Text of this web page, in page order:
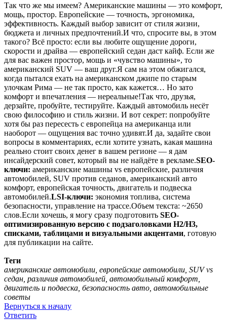
Так что же мы имеем? Американские машины — это комфорт,
мощь, простор. Европейские — точность, эргономика,
эффективность. Каждый выбор зависит от стиля жизни,
бюджета и личных предпочтений.И что, спросите вы, в этом
такого? Всё просто: если вы любите ощущение дороги,
скорости и драйва — европейский седан даст кайф. Если же
для вас важен простор, мощь и «чувство машины», то
американский SUV — ваш друг.Я сам на этом обжигался,
когда пытался ехать на американском джипе по старым
улочкам Рима — не так просто, как кажется… Но зато
комфорт и впечатления — нереальные!Так что, друзья,
дерзайте, пробуйте, тестируйте. Каждый автомобиль несёт
свою философию и стиль жизни. И вот секрет: попробуйте
хотя бы раз пересесть с европейца на американца или
наоборот — ощущения вас точно удивят.И да, задайте свои
вопросы в комментариях, если хотите узнать, какая машина
реально стоит своих денег в вашем регионе — я дам
инсайдерский совет, который вы не найдёте в рекламе.SEO-
ключи: американские машины vs европейские, различия
автомобилей, SUV против седанов, американский авто
комфорт, европейская точность, двигатель и подвеска
автомобилей.LSI-ключи: экономия топлива, система
безопасности, управление на трассе.Объем текста: ~2650
слов.Если хочешь, я могу сразу подготовить SEO-
оптимизированную версию с подзаголовками H2/H3,
списками, таблицами и визуальными акцентами, готовую
для публикации на сайте.
Теги
американские автомобили, европейские автомобили, SUV vs
седан, различия автомобилей, автомобильный комфорт,
двигатель и подвеска, безопасность авто, автомобильные
советы
Вернуться к началу
Ответить